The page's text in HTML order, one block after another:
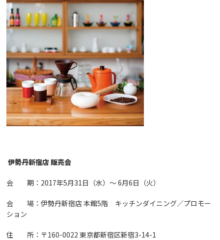
伊勢丹新宿店 販売会
会 期：2017年5月31日（水）〜 6月6日（火）
会 場：伊勢丹新宿店 本館5階 キッチンダイニング／プロモー
ション
住 所：〒160-0022 東京都新宿区新宿3-14-1